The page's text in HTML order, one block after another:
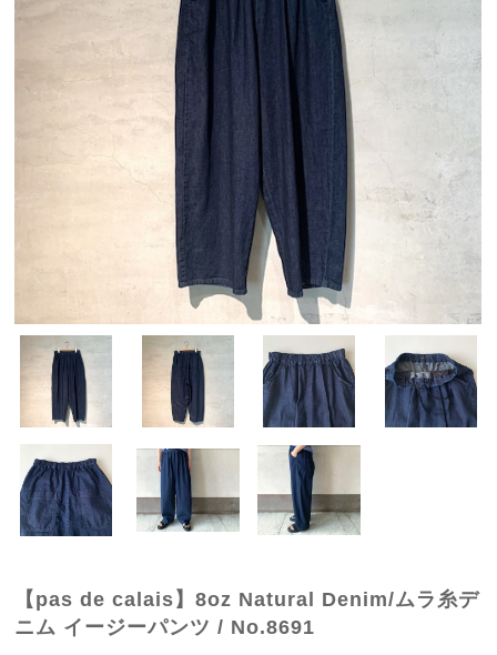
【pas de calais】8oz Natural Denim/ムラ糸デ
ニム イージーパンツ / No.8691